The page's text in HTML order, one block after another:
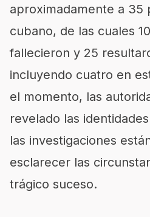
aproximadamente a 35
cubano, de las cuales
fallecieron y 25
incluyendo cuatro en
el momento, las
revelado las
las investigaciones
esclarecer las
trágico suceso.